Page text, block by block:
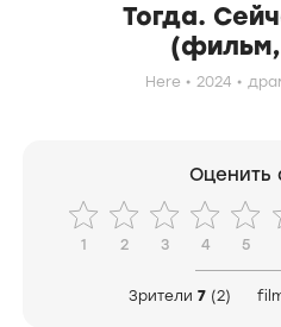
Тогда.
Here 2024
Оценить
1 2 3 4 5
Зрители 7 (2)